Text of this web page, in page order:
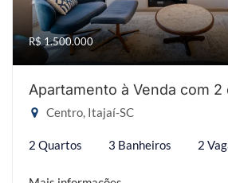
R$ 1.500.000
Apartamento à Venda com 2
Centro, Itajaí-SC
2 Quartos 3 Banheiros 2